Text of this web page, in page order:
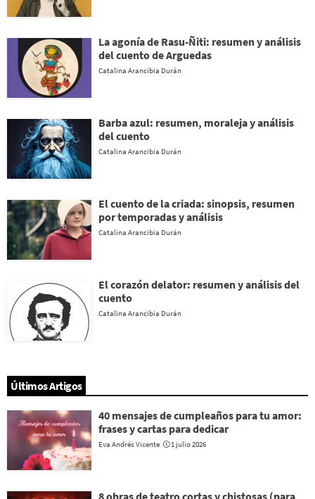
La agonía de Rasu-Ñiti: resumen y análisis
del cuento de Arguedas
Catalina Arancibia Durán
Barba azul: resumen, moraleja y análisis
del cuento
Catalina Arancibia Durán
El cuento de la criada: sinopsis, resumen
por temporadas y análisis
Catalina Arancibia Durán
El corazón delator: resumen y análisis del
cuento
Catalina Arancibia Durán
Últimos Artigos
40 mensajes de cumpleaños para tu amor:
frases y cartas para dedicar
Eva Andrés Vicente 1 julio 2026
8 obras de teatro cortas y chistosas (para